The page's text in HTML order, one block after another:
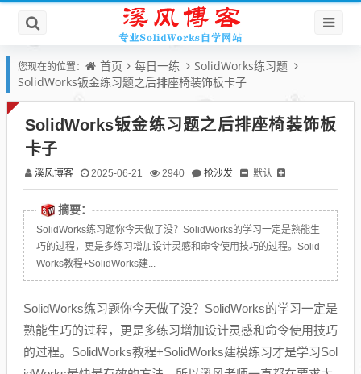
您现在的位置： 首页 每日一练
SolidWorks练习题
SolidWorks钣金练习题之后排座椅装饰板卡子
SolidWorks钣金练习题之后排座椅装饰板
卡子
溪风博客 2025-06-21 2940 抢沙发 默认
摘要：
SolidWorks练习题你今天做了没？SolidWorks的学习一定是熟能生
巧的过程，更是多练习增加设计灵感和命令使用技巧的过程。Solid
Works教程+SolidWorks建...
SolidWorks练习题你今天做了没？SolidWorks的学习一定是
熟能生巧的过程，更是多练习增加设计灵感和命令使用技巧
的过程。SolidWorks教程+SolidWorks建模练习才是学习Sol